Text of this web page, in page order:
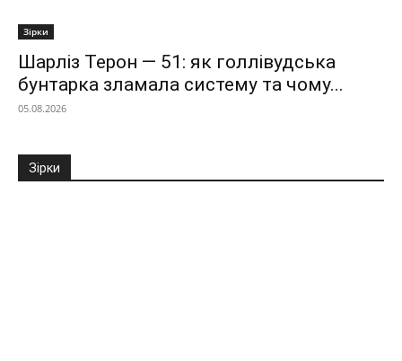
Зірки
Шарліз Терон — 51: як голлівудська
бунтарка зламала систему та чому...
05.08.2026
Зірки